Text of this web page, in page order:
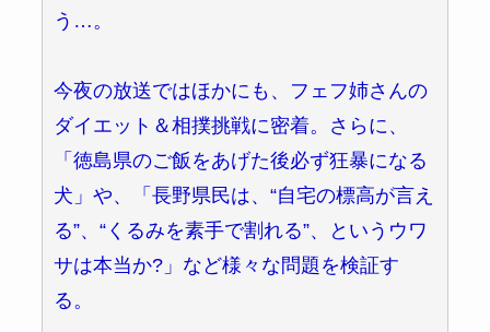
う…。
今夜の放送ではほかにも、フェフ姉さんの
ダイエット＆相撲挑戦に密着。さらに、
「徳島県のご飯をあげた後必ず狂暴になる
犬」や、「長野県民は、“自宅の標高が言え
る”、“くるみを素手で割れる”、というウワ
サは本当か?」など様々な問題を検証す
る。